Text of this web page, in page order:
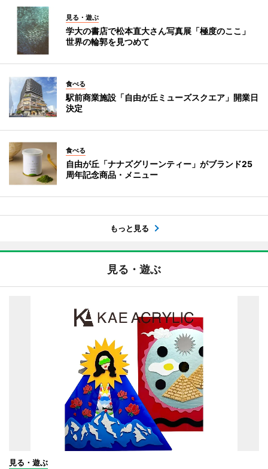
見る・遊ぶ
学大の書店で松本直大さん写真展「極度のここ」
世界の輪郭を見つめて
食べる
駅前商業施設「自由が丘ミューズスクエア」開業日
決定
食べる
自由が丘「ナナズグリーンティー」がブランド25
周年記念商品・メニュー
もっと見る
見る・遊ぶ
見る・遊ぶ